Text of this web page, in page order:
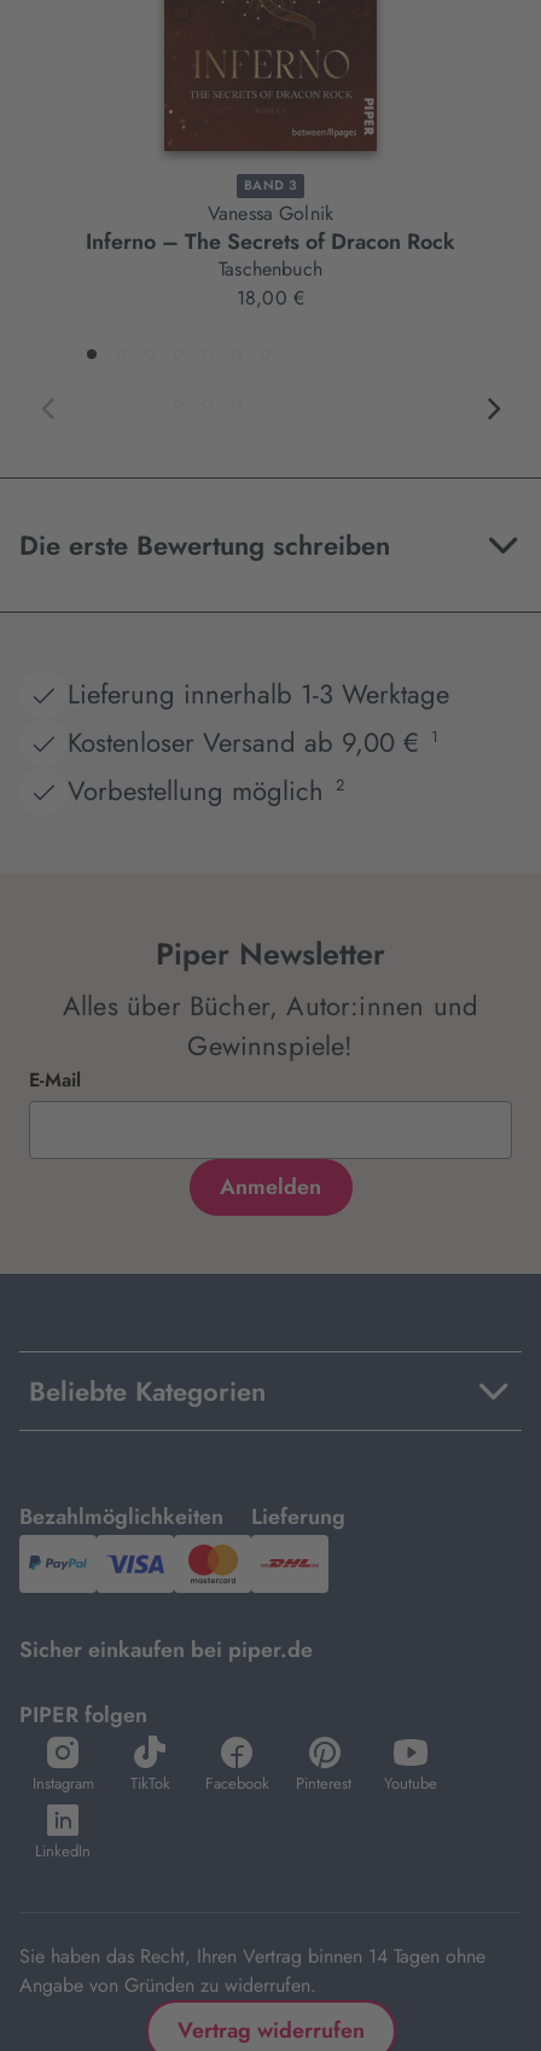
BAND 3
Vanessa Golnik
Inferno – The Secrets of Dracon Rock
Taschenbuch
18,00 €
Die erste Bewertung schreiben
Lieferung innerhalb 1-3 Werktage
Kostenloser Versand ab 9,00 €
1
Vorbestellung möglich 2
Piper Newsletter
Alles über Bücher, Autor:innen und
Gewinnspiele!
E-Mail
Beliebte Kategorien
Bezahlmöglichkeiten
mit
PayPal,Visa
und
Lieferung
mit
DHL.
Sicher einkaufen bei piper.de
PIPER folgen
Instagram
öffnet
in
neuem
Tab
TikTok
öffnet
in
Facebook
öffnet
in
Pinterest
öffnet
in
Youtube
öffnet
in
LinkedIn
öffnet
in
Sie haben das Recht, Ihren Vertrag binnen 14 Tagen ohne
Angabe von Gründen zu widerrufen.
Vertrag widerrufen